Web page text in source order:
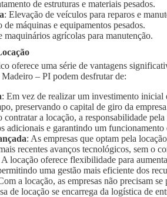
de estruturas e materiais pesados.
: Elevação de veículos para reparos e
máquinas e equipamentos pesados.
maquinários agrícolas para manutenção.
oferece uma série de vantagens
– PI podem desfrutar de:
: Em vez de realizar um investimento
preservando o capital de giro da
contratar a locação, a responsabilidade
adicionais e garantindo um
: As empresas que optam pela
recentes avanços tecnológicos, sem o
A locação oferece flexibilidade para
uma gestão mais eficiente dos
a locação, as empresas não precisam
de locação se encarrega da logística de